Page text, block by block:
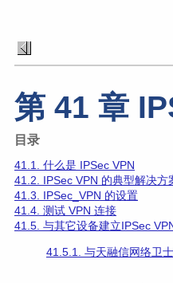
第 41 章
目录
41.1. 什么是 IPSec VPN
41.2. IPSec VPN 的典型解决方
41.3. IPSec_VPN 的设置
41.4. 测试 VPN 连接
41.5. 与其它设备建立IPSec
41.5.1. 与天融信网络卫